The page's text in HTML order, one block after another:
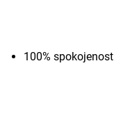
100% spokojenost